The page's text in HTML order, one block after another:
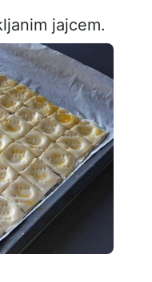
jajcem.